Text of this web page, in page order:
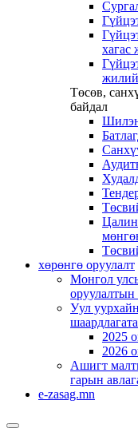
хагас
Төсөв,
байдал
хөрөнгө оруулалт
Монгол
оруулалтын
Уул
2025
2026
Ашигт
гарын
e-zasag.mn